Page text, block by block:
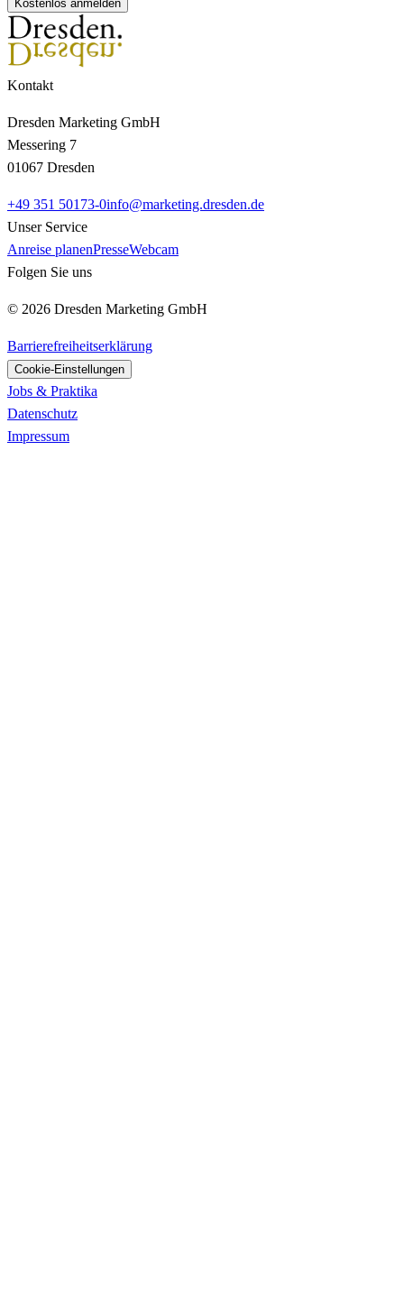
Kostenlos anmelden
Kontakt
Dresden Marketing GmbH
Messering 7
01067 Dresden
+49 351 50173-0info@marketing.dresden.de
Unser Service
Anreise planenPresseWebcam
Folgen Sie uns
© 2026 Dresden Marketing GmbH
Barrierefreiheitserklärung
Cookie-Einstellungen
Jobs & Praktika
Datenschutz
Impressum